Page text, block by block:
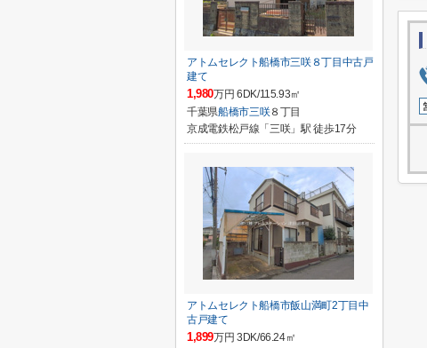
アトムセレクト船橋市三咲８丁目中古戸
建て
1,980万円 6DK/115.93㎡
千葉県船橋市三咲８丁目
京成電鉄松戸線「三咲」駅 徒歩17分
アトムセレクト船橋市飯山満町2丁目中
古戸建て
1,899万円 3DK/66.24㎡